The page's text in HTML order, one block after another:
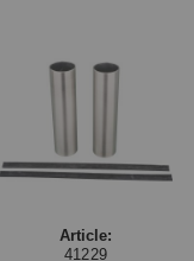
Article:
41229